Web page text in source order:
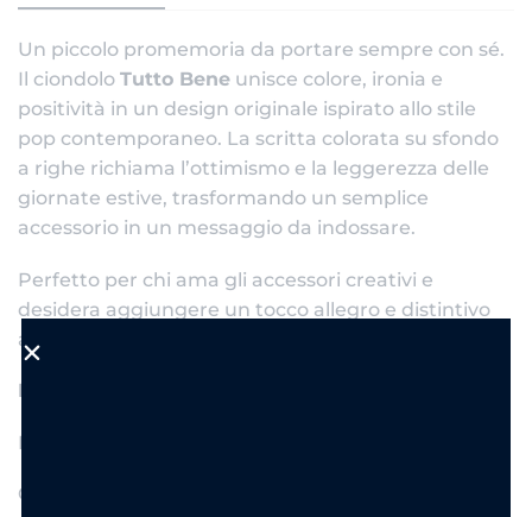
Un piccolo promemoria da portare sempre con sé.
Il ciondolo Tutto Bene unisce colore, ironia e
positività in un design originale ispirato allo stile
pop contemporaneo. La scritta colorata su sfondo
a righe richiama l’ottimismo e la leggerezza delle
giornate estive, trasformando un semplice
accessorio in un messaggio da indossare.
Perfetto per chi ama gli accessori creativi e
desidera aggiungere un tocco allegro e distintivo
alle proprie collane personalizzate.
Dettagli prodotto
Materiale: Acciaio inossidabile
Colore: Oro con stampa multicolor